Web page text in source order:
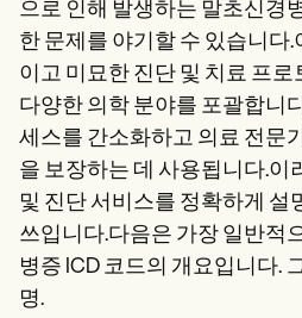
비누 노트 템플릿
치료 계획 템플릿
Informed Consent Form
Social Work Treatment Plans
DAR Note Template
Patient Visit Summary Template
Help Center
Demos
Training Hub
Webinars
Switch to Carepatron
Pricing
으로 인해 발생하는 말초신경
한 문제를 야기할 수 있습니다
이고 미묘한 진단 및 치료 프
다양한 의학 분야를 포괄합니
세스를 간소화하고 의료 전문
을 보장하는 데 사용됩니다.이
및 진단 서비스를 정확하게 설
쓰입니다.다음은 가장 일반적
병증 ICD 코드의 개요입니다.
명.